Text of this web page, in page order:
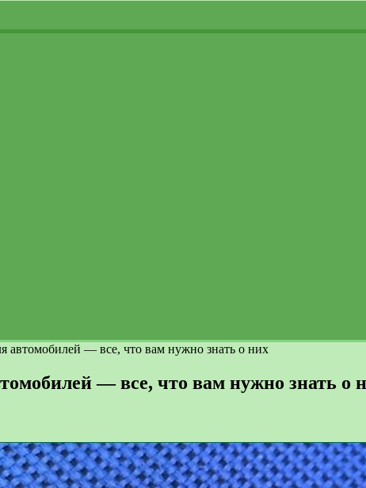
автомобилей — все, что вам нужно знать о них
— все, что вам нужно знать о